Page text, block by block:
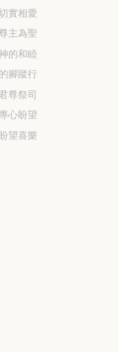
實相愛
主為聖
的和睦
腳蹤行
尊祭司
心盼望
望喜樂